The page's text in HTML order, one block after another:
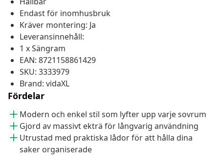
Endast för inomhusbruk
Kräver montering: Ja
Leveransinnehåll:
1 x Sängram
EAN: 8721158861429
SKU: 3333979
Brand: vidaXL
Fördelar
Modern och enkel stil som lyfter upp varje sovrum
Gjord av massivt ekträ för långvarig användning
Utrustad med praktiska lådor för att hålla dina
saker organiserade